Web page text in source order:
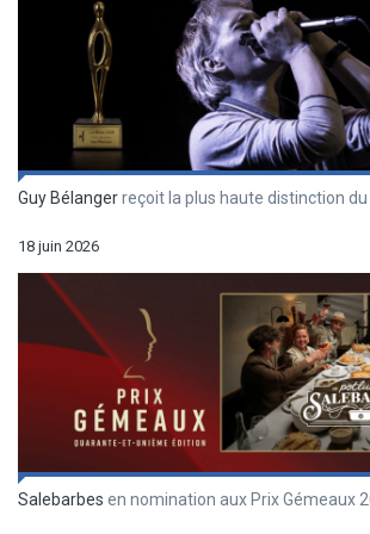
Guy Bélangerreçoit la plus haute distinction
18 juin 2026
Salebarbes en nomination aux Prix Gémeaux